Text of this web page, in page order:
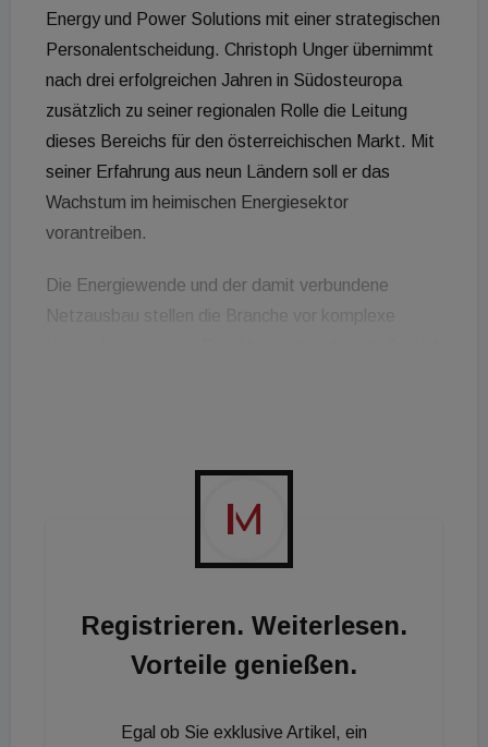
Energy und Power Solutions mit einer strategischen
Personalentscheidung. Christoph Unger übernimmt
nach drei erfolgreichen Jahren in Südosteuropa
zusätzlich zu seiner regionalen Rolle die Leitung
dieses Bereichs für den österreichischen Markt. Mit
seiner Erfahrung aus neun Ländern soll er das
Wachstum im heimischen Energiesektor
vorantreiben.
Die Energiewende und der damit verbundene
Netzausbau stellen die Branche vor komplexe
Effizienzsteigerung und Skalierbarkeit für
Energiesektor etabliert. Dazu gehören die
Einführung modularer Systemlösungen sowie die
Digitalisierung der Fertigungsprozesse mit
bewährten Konzepte sollen nun verstärkt in
Registrieren. Weiterlesen.
Vorteile genießen.
Egal ob Sie exklusive Artikel, ein